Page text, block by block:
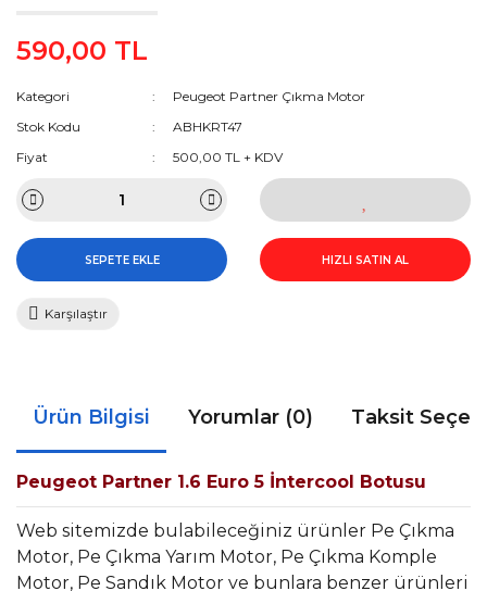
590,00 TL
Kategori
Peugeot Partner Çıkma Motor
Stok Kodu
ABHKRT47
Fiyat
500,00 TL + KDV
SEPETE EKLE HIZLI SATIN AL
Karşılaştır
Ürün Bilgisi Yorumlar (0) Taksit
Peugeot Partner 1.6 Euro 5 İntercool Botusu
Web sitemizde bulabileceğiniz ürünler Pe Çıkma
Motor, Pe Çıkma Yarım Motor, Pe Çıkma Komple
Motor, Pe Sandık Motor ve bunlara benzer ürünleri